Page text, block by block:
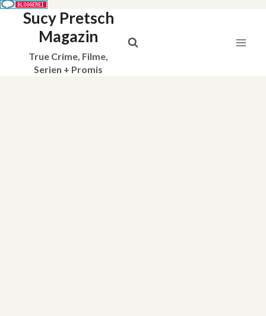
Sucy Pretsch
Magazin
True Crime, Filme,
Serien + Promis